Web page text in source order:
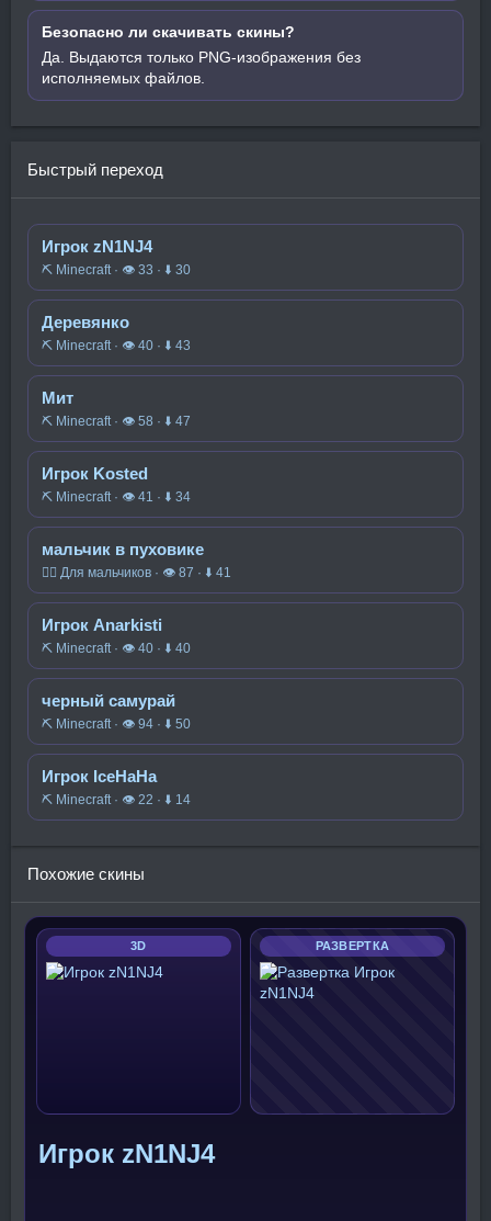
Безопасно ли скачивать скины?
Да. Выдаются только PNG-изображения без
исполняемых файлов.
Быстрый переход
Игрок zN1NJ4
⛏️ Minecraft · 👁 33 · ⬇ 30
Деревянко
⛏️ Minecraft · 👁 40 · ⬇ 43
Мит
⛏️ Minecraft · 👁 58 · ⬇ 47
Игрок Kosted
⛏️ Minecraft · 👁 41 · ⬇ 34
мальчик в пуховике
🧍‍♂️ Для мальчиков · 👁 87 · ⬇ 41
Игрок Anarkisti
⛏️ Minecraft · 👁 40 · ⬇ 40
черный самурай
⛏️ Minecraft · 👁 94 · ⬇ 50
Игрок IceHaHa
⛏️ Minecraft · 👁 22 · ⬇ 14
Похожие скины
3D РАЗВЕРТКА
Игрок zN1NJ4